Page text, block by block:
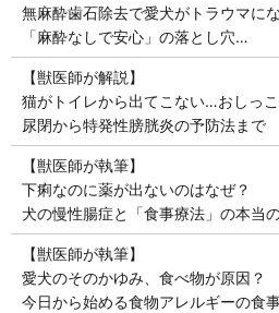
無麻酔歯石除去で愛犬がトラウマに
「麻酔なしで安心」の落とし穴…
【獣医師が解説】
猫がトイレから出てこない…おしっ
尿閉から特発性膀胱炎の予防法まで
【獣医師が執筆】
下痢なのに薬が出ないのはなぜ？
犬の慢性腸症と「食事療法」の本当
【獣医師が執筆】
愛犬のそのかゆみ、食べ物が原因？
今日から始める食物アレルギーの食